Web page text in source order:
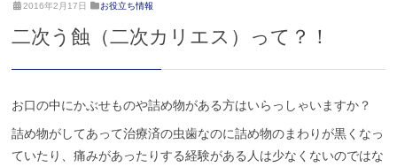
2016年2月17日 お役立ち情報
2
年
月
7
ン
ン
ル
リ
ッ
二次う蝕（二次カリエス）って？！
お口の中にかぶせものや詰め物がある方はいらっしゃいますか？
詰め物がしてあって治療済の虫歯なのに詰め物のまわりが黒くなっ
ていたり、痛みがあったりする経験がある人は少なくないのではな